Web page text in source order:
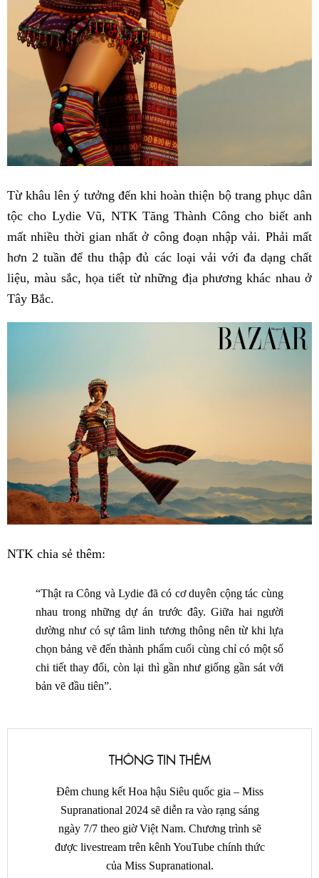
Từ khâu lên ý tưởng đến khi hoàn thiện bộ trang phục dân
tộc cho Lydie Vũ, NTK Tăng Thành Công cho biết anh
mất nhiều thời gian nhất ở công đoạn nhập vải. Phải mất
hơn 2 tuần để thu thập đủ các loại vải với đa dạng chất
liệu, màu sắc, họa tiết từ những địa phương khác nhau ở
Tây Bắc.
NTK chia sẻ thêm:
“Thật ra Công và Lydie đã có cơ duyên cộng tác cùng
nhau trong những dự án trước đây. Giữa hai người
dường như có sự tâm linh tương thông nên từ khi lựa
chọn bảng vẽ đến thành phẩm cuối cùng chỉ có một số
chi tiết thay đổi, còn lại thì gần như giống gần sát với
bản vẽ đầu tiên”.
THÔNG TIN THÊM
Đêm chung kết Hoa hậu Siêu quốc gia – Miss
Supranational 2024 sẽ diễn ra vào rạng sáng
ngày 7/7 theo giờ Việt Nam. Chương trình sẽ
được livestream trên kênh YouTube chính thức
của Miss Supranational.